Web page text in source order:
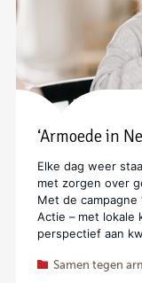
‘Armoede in
Elke dag weer
met zorgen over
Met de campagne
Actie – met lokale
perspectief aan
Samen tegen